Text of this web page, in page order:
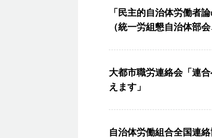
「民主的自治体労働者
（統一労組懇自治体部
大都市職労連絡会「連
えます」
自治体労働組合全国連